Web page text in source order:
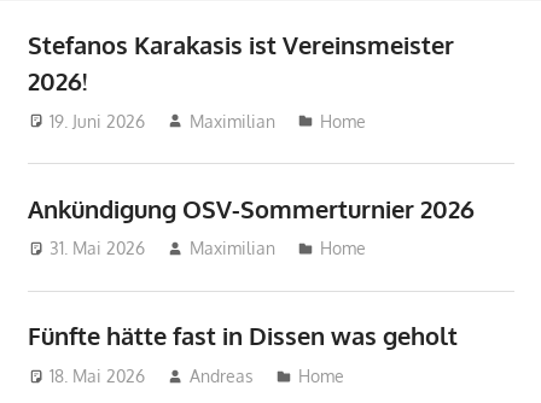
Stefanos Karakasis ist Vereinsmeister
2026!
19. Juni 2026 Maximilian Home
Ankündigung OSV-Sommerturnier 2026
31. Mai 2026 Maximilian Home
Fünfte hätte fast in Dissen was geholt
18. Mai 2026 Andreas Home